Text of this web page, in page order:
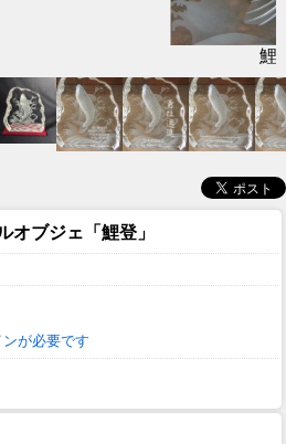
鯉
オブジェ「鯉登」
が必要です